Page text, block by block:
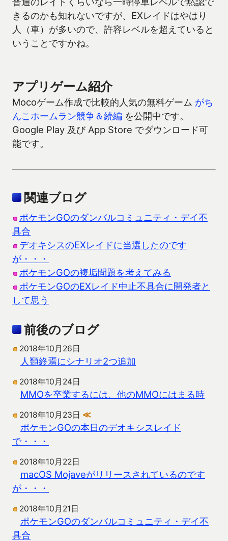
きるのかも知れないですが、EXレイドはやはり
人（車）が多いので、許容レベルを超えていると
いうことですかね。
アプリゲーム紹介
Mocoゲーム作成で比較的人気の無料ゲーム がち
んこホームラン競争＆続編 を公開中です。
Google Play 及び App Store でダウンロード可
能です。
関連ブログ
ポケモンGOのダンバルコミュニティ・デイ不
具合
デオキシスのEXレイドに当選したのです
が・・・
ポケモンGOの複垢問題を考えてみる
ポケモンGOのEXレイド中止不具合に開発者と
して思う
前後のブログ
2018年10月26日
人類終焉にシナリオ2つ追加
2018年10月24日
MMOを卒業するには、他のMMOにはまる時
2018年10月23日 ≪
ポケモンGOの本日のデオキシスレイド
で・・・
2018年10月22日
macOS Mojaveがリリースされているのです
が・・・
2018年10月21日
ポケモンGOのダンバルコミュニティ・デイ不
具合